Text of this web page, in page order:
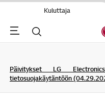
Kuluttaja
Menu Haku
Päivitykset LG
tietosuojakäytäntöön